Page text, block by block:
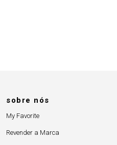
sobre nós
My Favorite
Revender a Marca